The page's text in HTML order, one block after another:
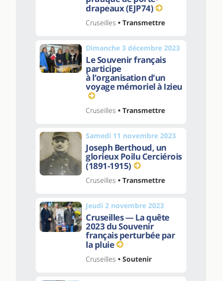
drapeaux (EJP74)
Cruseilles • Transmettre
Dimanche 3 décembre 2023
Le Souvenir français
participe
à l’organisation d’un
voyage mémoriel à Izieu
Cruseilles • Transmettre
Samedi 11 novembre 2023
Joseph Berthoud, un
glorieux Poilu Cerciérois
(1891-1915)
Cruseilles • Transmettre
Jeudi 2 novembre 2023
Cruseilles — La quête
2023 du Souvenir
français perturbée par
la pluie
Cruseilles • Soutenir